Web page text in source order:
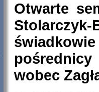
Otwarte
wobec